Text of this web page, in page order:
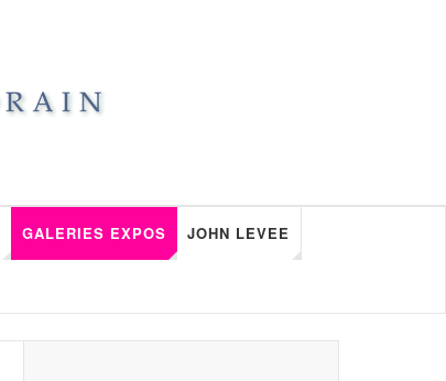
GALERIES EXPOS JOHN LEVEE